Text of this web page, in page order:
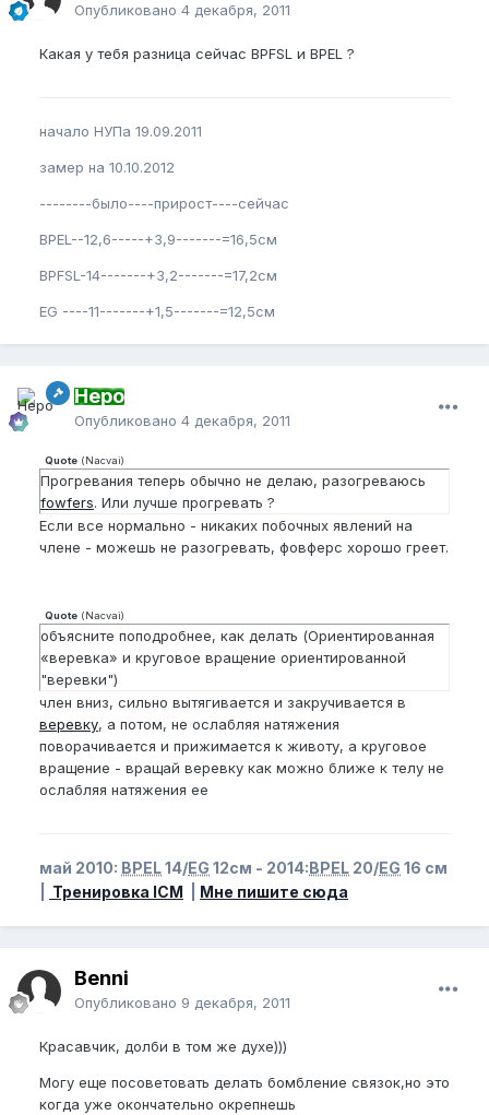
Опубликовано 4 декабря, 2011
Какая у тебя разница сейчас BPFSL и BPEL ?
начало НУПа 19.09.2011
замер на 10.10.2012
--------было----прирост----сейчас
BPEL--12,6-----+3,9-------=16,5см
BPFSL-14-------+3,2-------=17,2см
EG ----11-------+1,5-------=12,5см
Неро
Опубликовано 4 декабря, 2011
Quote (Nacvai)
Прогревания теперь обычно не делаю, разогреваюсь
fowfers. Или лучше прогревать ?
Если все нормально - никаких побочных явлений на
члене - можешь не разогревать, фовферс хорошо греет.
Quote (Nacvai)
объясните поподробнее, как делать (Ориентированная
«веревка» и круговое вращение ориентированной
"веревки")
член вниз, сильно вытягивается и закручивается в
веревку, а потом, не ослабляя натяжения
поворачивается и прижимается к животу, а круговое
вращение - вращай веревку как можно ближе к телу не
ослабляя натяжения ее
май 2010: BPEL14/EG 12см - 2014:BPEL 20/EG 16 см
Тренировка ICM Мне пишите сюда
Benni
Опубликовано 9 декабря, 2011
Красавчик, долби в том же духе)))
Могу еще посоветовать делать бомбление связок,но это
когда уже окончательно окрепнешь